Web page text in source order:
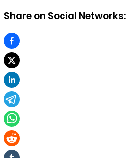
Share on Social Networks: